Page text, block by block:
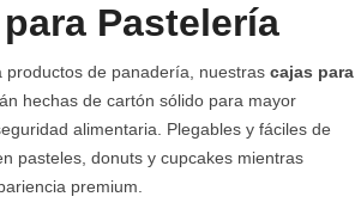
Pastelería
productos de panadería, nuestras cajas para
hechas de cartón sólido para mayor
alimentaria. Plegables y fáciles de
pasteles, donuts y cupcakes mientras
premium.